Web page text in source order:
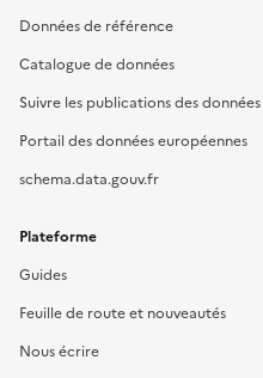
Données de référence
Catalogue de données
Suivre les publications des données
Portail des données européennes
schema.data.gouv.fr
Plateforme
Guides
Feuille de route et nouveautés
Nous écrire